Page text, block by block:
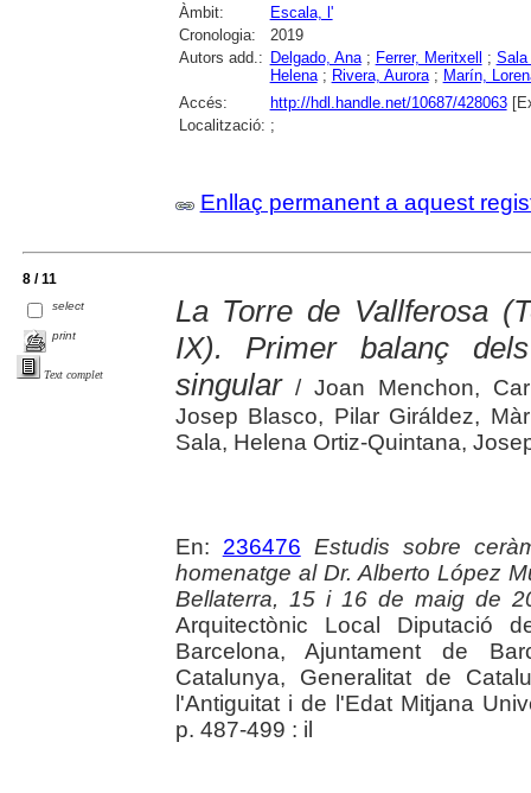
Àmbit:
Escala, l'
Cronologia:
2019
Autors add.: Delgado, Ana; Ferrer, Meritxell ; Sala
Helena; Rivera, Aurora; Marín,
Accés:
http://hdl.handle.net/10687/428063
Localització: ;
Enllaç permanent a aquest
8 / 11
select
print
Text complet
La Torre de Vallferosa
IX). Primer balanç
singular/ Joan Menchon,
Josep Blasco, Pilar Giráldez,
Sala, Helena Ortiz-Quintana,
En: 236476 Estudis sobre
homenatge al Dr. Alberto López
Bellaterra, 15 i 16 de maig de
Arquitectònic Local Diputació
Barcelona, Ajuntament de
Catalunya, Generalitat de
l'Antiguitat i de l'Edat Mitjana
p. 487-499 : il